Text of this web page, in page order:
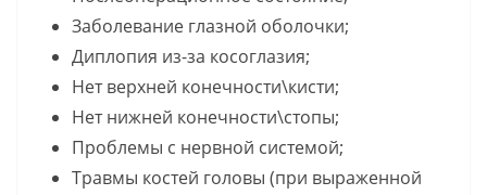
Заболевание глазной оболочки;
Диплопия из-за косоглазия;
Нет верхней конечности\кисти;
Нет нижней конечности\стопы;
Проблемы с нервной системой;
Травмы костей головы (при выраженной